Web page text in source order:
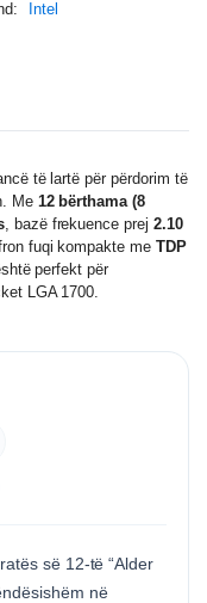
Intel
të lartë për përdorim të
Me 12 bërthama (8
, bazë frekuence prej2.10
fuqi kompakte meTDP
perfekt për
LGA 1700.
së 12-të “Alder
në